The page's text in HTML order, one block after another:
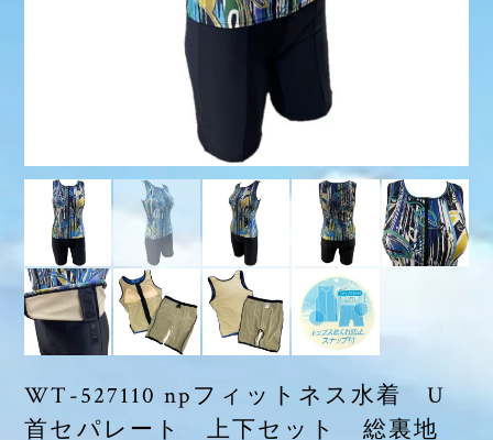
WT-527110 npフィットネス水着 U
首セパレート 上下セット 総裏地